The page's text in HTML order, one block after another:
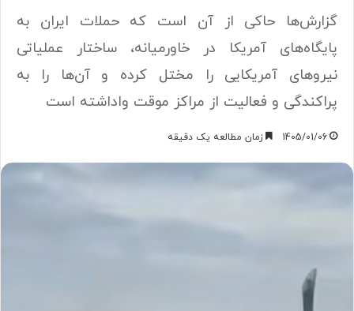
گزارش‌ها حاکی از آن است که حملات ایران به
پایگاه‌های آمریکا در خاورمیانه، ساختار عملیاتی
نیروهای آمریکایی را مختل کرده و آن‌ها را به
پراکندگی و فعالیت از مراکز موقت واداشته است
1405/01/06 زمان مطالعه یک دقیقه